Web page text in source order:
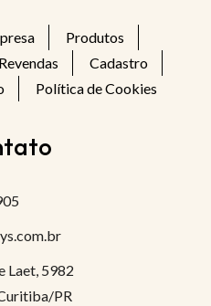
Produtos
Revendas
Cadastro
Política de Cookies
Laet, 5982
PR